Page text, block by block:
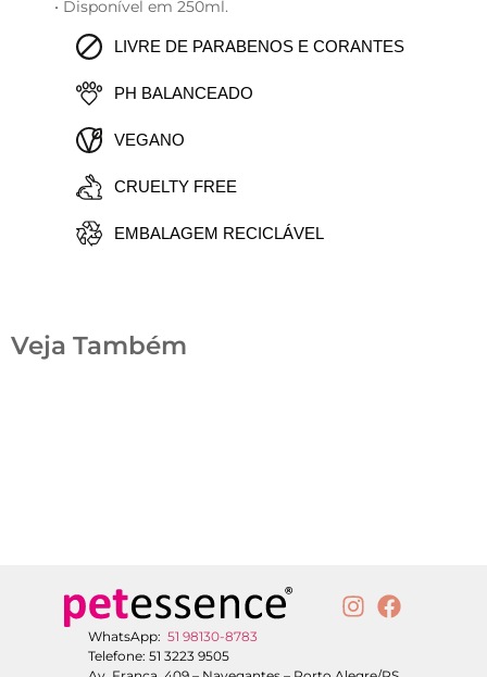
• Disponível em 250ml.
LIVRE DE PARABENOS E CORANTES
PH BALANCEADO
VEGANO
CRUELTY FREE
EMBALAGEM RECICLÁVEL
Veja Também
WhatsApp: 51 98130-8783
Telefone: 51 3223 9505